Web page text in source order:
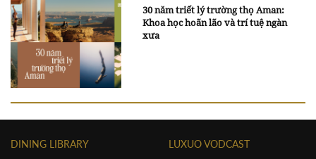
30 năm triết lý trường thọ Aman:
Khoa học hoãn lão và trí tuệ ngàn
xưa
DINING LIBRARY
LUXUO VODCAST